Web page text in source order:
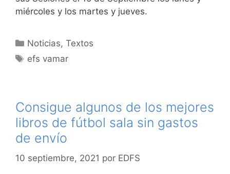
miércoles y los martes y jueves.
Categorías
Noticias,Textos
Etiquetas
efs vamar
Consigue algunos de los mejores
libros de fútbol sala sin gastos
de envío
10 septiembre, 2021 por EDFS